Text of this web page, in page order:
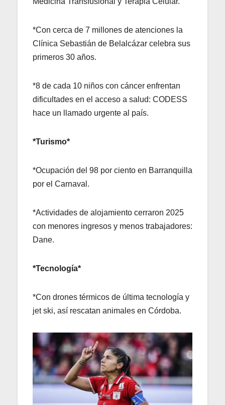
*Con cerca de 7 millones de atenciones la
Clínica Sebastián de Belalcázar celebra sus
primeros 30 años.
*8 de cada 10 niños con cáncer enfrentan
dificultades en el acceso a salud: CODESS
hace un llamado urgente al país.
*Turismo*
*Ocupación del 98 por ciento en Barranquilla
por el Carnaval.
*Actividades de alojamiento cerraron 2025
con menores ingresos y menos trabajadores:
Dane.
*Tecnología*
*Con drones térmicos de última tecnología y
jet ski, así rescatan animales en Córdoba.